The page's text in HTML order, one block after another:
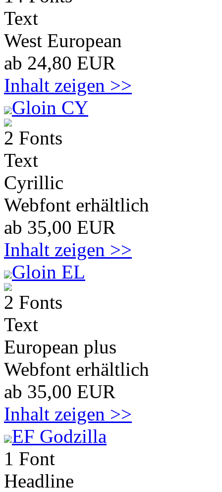
Text
West European
ab 24,80 EUR
Inhalt zeigen >>
Gloin CY
2 Fonts
Text
Cyrillic
Webfont erhältlich
ab 35,00 EUR
Inhalt zeigen >>
Gloin EL
2 Fonts
Text
European plus
Webfont erhältlich
ab 35,00 EUR
Inhalt zeigen >>
EF Godzilla
1 Font
Headline